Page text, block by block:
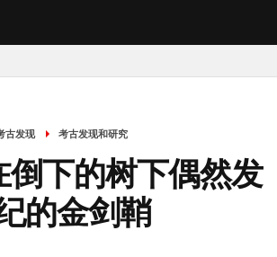
古发现 考古发现和研究
下的树下偶然发
的金剑鞘